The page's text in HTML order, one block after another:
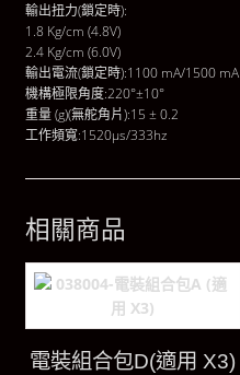
輸出扭力(鎖定時):
1.8 Kg/cm (4.8V)
2.4 Kg/cm (6.0V)
輸出電流(鎖定時):1100 mA/1500 mA
機構極限角度:220°±10°
重量 (g)(無舵角片):15 ± 0.2
工作頻寬:1520μs/333hz
相關商品
電裝組合包D(適用 X3)